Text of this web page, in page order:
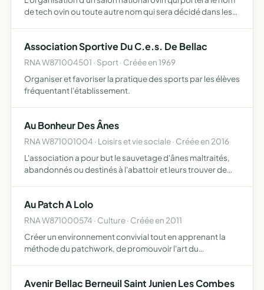
de tech ovin ou toute autre nom qui sera décidé dans les
Association Sportive Du C.e.s. De Bellac
RNA W871004501 · Sport · Créée en 1969
Organiser et favoriser la pratique des sports par les élèves
fréquentant l'établissement.
Au Bonheur Des Ânes
RNA W871001004 · Loisirs et vie sociale · Créée en 2016
L'association a pour but le sauvetage d'ânes maltraités,
abandonnés ou destinés à l'abattoir et leurs trouver de
Au Patch A Lolo
RNA W871000574 · Culture · Créée en 2011
Créer un environnement convivial tout en apprenant la
méthode du patchwork, de promouvoir l'art du
notamment Les Nouv…
Avenir Bellac Berneuil Saint Junien Les Combes